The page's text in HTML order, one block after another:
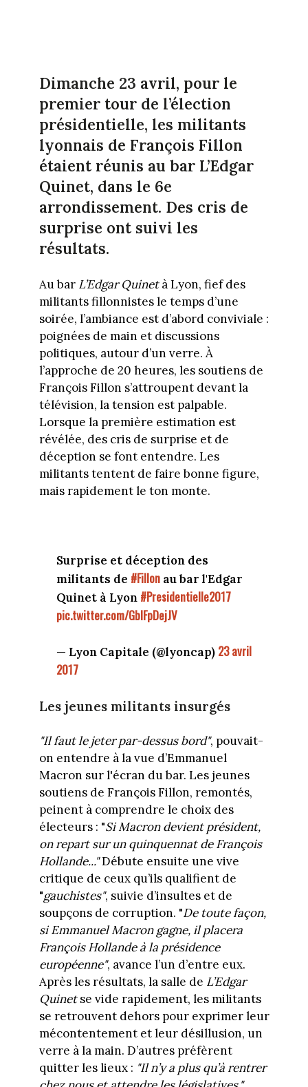
Dimanche 23 avril, pour le
premier tour de l’élection
présidentielle, les militants
lyonnais de François Fillon
étaient réunis au bar L’Edgar
Quinet, dans le 6e
arrondissement. Des cris de
surprise ont suivi les
résultats.
Au bar L’Edgar Quinetà Lyon, fief des
militants fillonnistes le temps d’une
soirée, l’ambiance est d’abord conviviale :
poignées de main et discussions
politiques, autour d’un verre. À
l’approche de 20 heures, les soutiens de
François Fillon s’attroupent devant la
télévision, la tension est palpable.
Lorsque la première estimation est
révélée, des cris de surprise et de
déception se font entendre. Les
militants tentent de faire bonne figure,
mais rapidement le ton monte.
Surprise et déception des
militants de #Fillon au bar l'Edgar
Quinet à Lyon #Presidentielle2017
pic.twitter.com/GbIFpDejJV
— Lyon Capitale (@lyoncap) 23 avril
2017
Les jeunes militants insurgés
"Il faut le jeter par-dessus bord", pouvait-
on entendre à la vue d’Emmanuel
Macron sur l'écran du bar. Les jeunes
soutiens de François Fillon, remontés,
peinent à comprendre le choix des
électeurs : "Si Macron devient président,
on repart sur un quinquennat de François
Hollande..."Débute ensuite une vive
critique de ceux qu’ils qualifient de
"gauchistes", suivie d’insultes et de
soupçons de corruption. "De toute façon,
si Emmanuel Macron gagne, il placera
François Hollande à la présidence
européenne", avance l’un d’entre eux.
Après les résultats, la salle de L’Edgar
Quinetse vide rapidement, les militants
se retrouvent dehors pour exprimer leur
mécontentement et leur désillusion, un
verre à la main. D’autres préfèrent
quitter les lieux : "Il n’y a plus qu’à rentrer